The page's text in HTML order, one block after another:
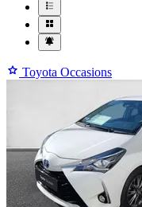
Toyota Occasions